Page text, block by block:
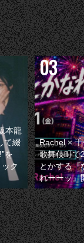
本龍
て綴
を
ク
Rachel ×
歌舞伎町で
とかする『
れーーッ』